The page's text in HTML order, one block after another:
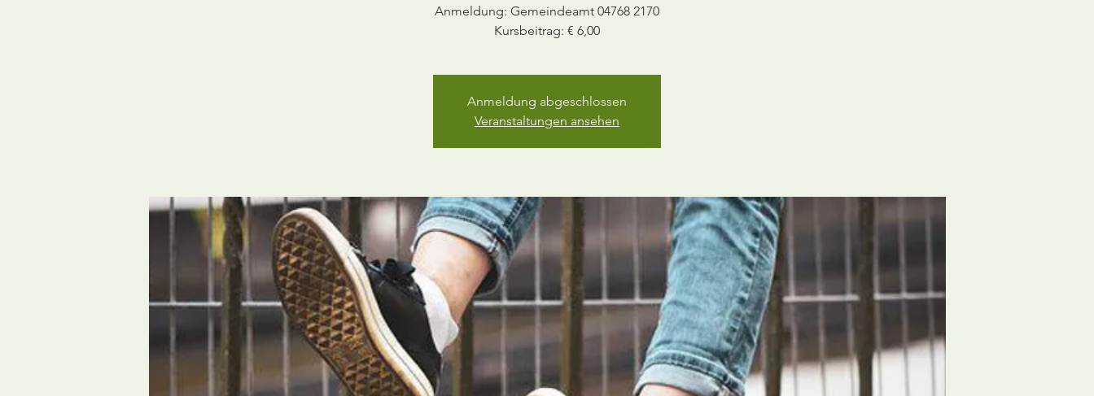
Anmeldung: Gemeindeamt 04768 2170
Kursbeitrag: € 6,00
Anmeldung abgeschlossen
Veranstaltungen ansehen